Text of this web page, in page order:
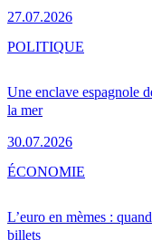
27.07.2026
Une enclave espagnole
la mer
30.07.2026
POLITIQUE
L’euro en mèmes :
billets
ÉCONOMIE